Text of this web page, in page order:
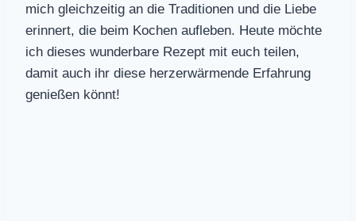
mich gleichzeitig an die Traditionen und die Liebe
erinnert, die beim Kochen aufleben. Heute möchte
ich dieses wunderbare Rezept mit euch teilen,
damit auch ihr diese herzerwärmende Erfahrung
genießen könnt!